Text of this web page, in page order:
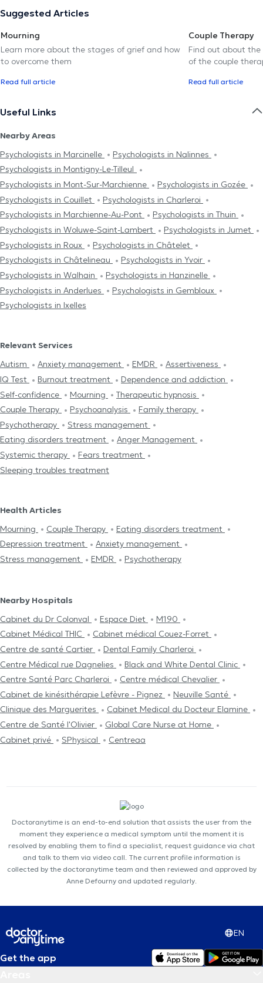
Suggested Articles
Mourning
Learn more about the stages of grief and how
to overcome them
Read full article
Couple Therapy
Find out about the
of the couple
Read full article
Useful Links
Nearby Areas
Psychologists in Marcinelle
Psychologists in Nalinnes
Psychologists in Montigny-Le-Tilleul
Psychologists in Mont-Sur-Marchienne
Psychologists in Gozée
Psychologists in Couillet
Psychologists in Charleroi
Psychologists in Marchienne-Au-Pont
Psychologists in Thuin
Psychologists in Woluwe-Saint-Lambert
Psychologists in Jumet
Psychologists in Roux
Psychologists in Châtelet
Psychologists in Châtelineau
Psychologists in Yvoir
Psychologists in Walhain
Psychologists in Hanzinelle
Psychologists in Anderlues
Psychologists in Gembloux
Psychologists in Ixelles
Relevant Services
Autism
Anxiety management EMDR
Assertiveness
IQ Test
Burnout treatment
Dependence and addiction
Self-confidence
Mourning
Therapeutic hypnosis
Couple Therapy
Psychoanalysis
Family therapy
Psychotherapy
Stress management
Eating disorders treatment
Anger Management
Systemic therapy
Fears treatment
Sleeping troubles treatment
Health Articles
Mourning
Couple Therapy
Eating disorders treatment
Depression treatment
Anxiety management
Stress management
EMDR Psychotherapy
Nearby Hospitals
Cabinet du Dr Colonval
Espace Diet
M190
Cabinet Médical THIC
Cabinet médical Couez-Forret
Centre de santé Cartier
Dental Family Charleroi
Centre Médical rue Dagnelies
Black and White Dental Clinic
Centre Santé Parc Charleroi
Centre médical Chevalier
Cabinet de kinésithérapie Lefèvre - Pignez
Neuville Santé
Clinique des Marguerites
Cabinet Medical du Docteur Elamine
Centre de Santé l'Olivier
Global Care Nurse at Home
Cabinet privé
SPhysical Centreaa
Doctoranytime is an end-to-end solution that assists the user from the
moment they experience a medical symptom until the moment it is
resolved by enabling them to find a specialist, request guidance via chat
and talk to them via video call. The current profile information is
collected by the doctoranytime team and then reviewed and approved by
Anne Defourny and updated regularly.
EN
Get the app